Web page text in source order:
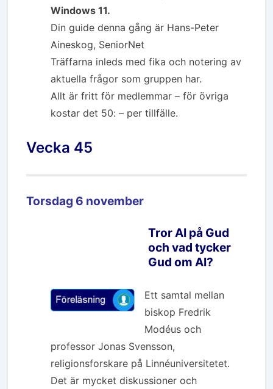
Windows 11.
Din guide denna gång är Hans-Peter
Aineskog, SeniorNet
Träffarna inleds med fika och notering av
aktuella frågor som gruppen har.
Allt är fritt för medlemmar – för övriga
kostar det 50: – per tillfälle.
Vecka 45
Torsdag 6 november
Tror AI på Gud
och vad tycker
Gud om AI?
Ett samtal mellan
biskop Fredrik
Modéus och
professor Jonas Svensson,
religionsforskare på Linnéuniversitetet.
Det är mycket diskussioner och